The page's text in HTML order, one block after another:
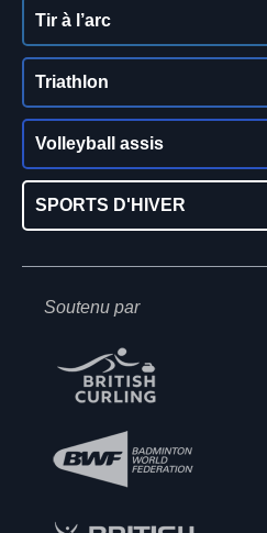
Tir à l’arc
Triathlon
Volleyball assis
SPORTS D'HIVER
Soutenu par